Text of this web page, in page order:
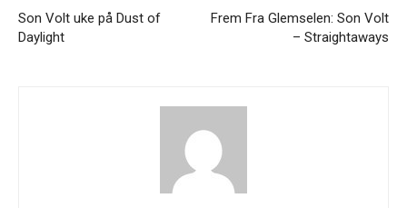
Son Volt uke på Dust of
Daylight
Frem Fra Glemselen: Son Volt
– Straightaways